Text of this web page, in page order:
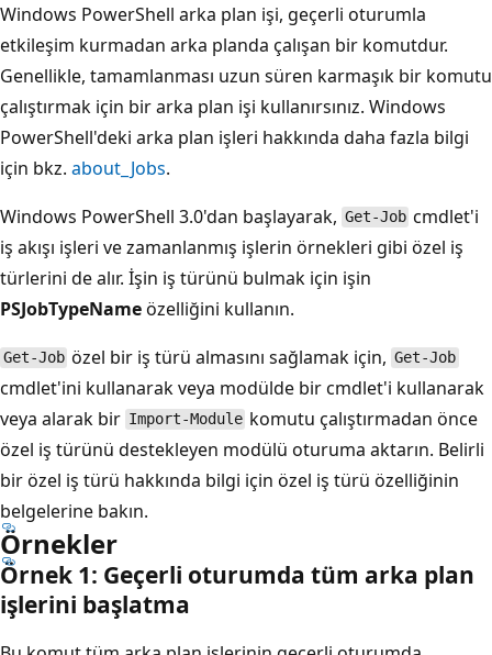
Windows PowerShell arka plan işi, geçerli oturumla
etkileşim kurmadan arka planda çalışan bir komutdur.
Genellikle, tamamlanması uzun süren karmaşık bir komutu
çalıştırmak için bir arka plan işi kullanırsınız. Windows
PowerShell'deki arka plan işleri hakkında daha fazla bilgi
için bkz. about_Jobs.
Windows PowerShell 3.0'dan başlayarak, Get-Job cmdlet'i
iş akışı işleri ve zamanlanmış işlerin örnekleri gibi özel iş
türlerini de alır. İşin iş türünü bulmak için işin
PSJobTypeNameözelliğini kullanın.
Get-Job özel bir iş türü almasını sağlamak için, Get-Job
cmdlet'ini kullanarak veya modülde bir cmdlet'i kullanarak
veya alarak bir Import-Module komutu çalıştırmadan önce
özel iş türünü destekleyen modülü oturuma aktarın. Belirli
bir özel iş türü hakkında bilgi için özel iş türü özelliğinin
belgelerine bakın.
Örnekler
Örnek 1: Geçerli oturumda tüm arka plan
işlerini başlatma